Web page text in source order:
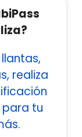
realiza
tu